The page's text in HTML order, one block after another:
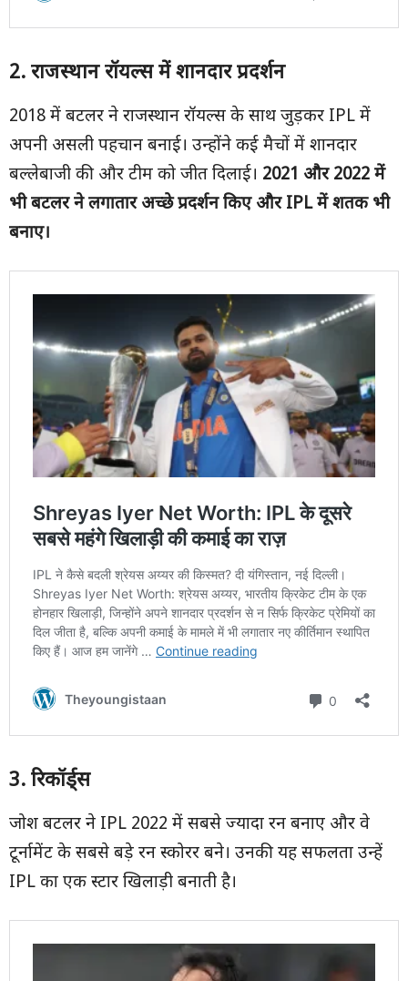
2. राजस्थान रॉयल्स में शानदार प्रदर्शन
2018 में बटलर ने राजस्थान रॉयल्स के साथ जुड़कर IPL में
अपनी असली पहचान बनाई। उन्होंने कई मैचों में शानदार
बल्लेबाजी की और टीम को जीत दिलाई। 2021 और 2022 में
भी बटलर ने लगातार अच्छे प्रदर्शन किए और IPL में शतक भी
बनाए।
3. रिकॉर्ड्स
जोश बटलर ने IPL 2022 में सबसे ज्यादा रन बनाए और वे
टूर्नामेंट के सबसे बड़े रन स्कोरर बने। उनकी यह सफलता उन्हें
IPL का एक स्टार खिलाड़ी बनाती है।